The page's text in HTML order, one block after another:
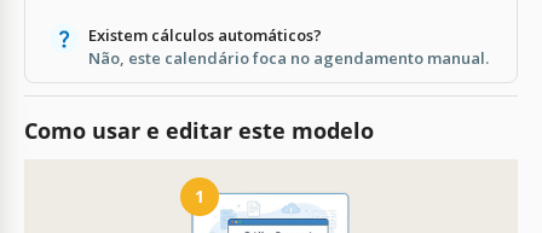
Existem cálculos automáticos?
Não, este calendário foca no agendamento manual.
Como usar e editar este modelo
1